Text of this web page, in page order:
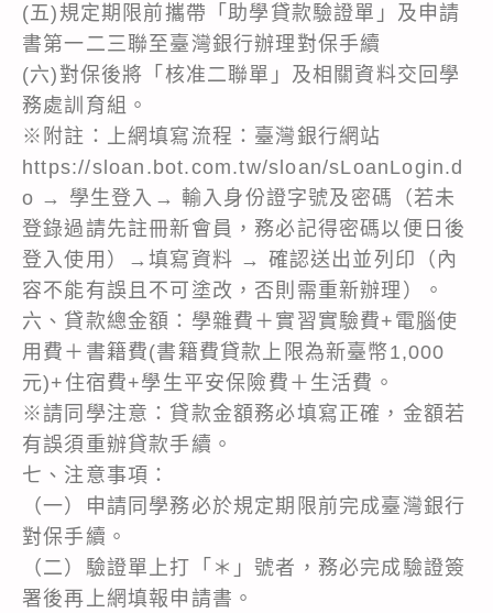
(五)規定期限前攜帶「助學貸款驗證單」及申請
書第一二三聯至臺灣銀行辦理對保手續
(六)對保後將「核准二聯單」及相關資料交回學
務處訓育組。
※附註：上網填寫流程：臺灣銀行網站
https://sloan.bot.com.tw/sloan/sLoanLogin.d
o → 學生登入→ 輸入身份證字號及密碼（若未
登錄過請先註冊新會員，務必記得密碼以便日後
登入使用）→填寫資料 → 確認送出並列印（內
容不能有誤且不可塗改，否則需重新辦理）。
六、貸款總金額：學雜費＋實習實驗費+電腦使
用費＋書籍費(書籍費貸款上限為新臺幣1,000
元)+住宿費+學生平安保險費＋生活費。
※請同學注意：貸款金額務必填寫正確，金額若
有誤須重辦貸款手續。
七、注意事項：
（一）申請同學務必於規定期限前完成臺灣銀行
對保手續。
（二）驗證單上打「＊」號者，務必完成驗證簽
署後再上網填報申請書。